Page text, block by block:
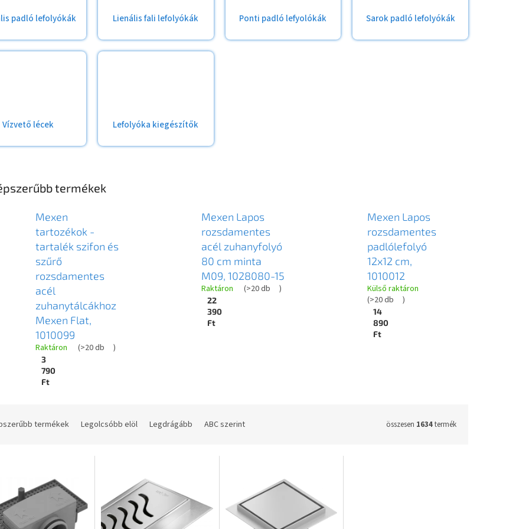
padló lefolyókák Lienális fali lefolyókák Ponti padló lefyolókák Sarok padló lefolyókák
Vízvető lécek Lefolyóka kiegészítők
termékek
Mexen
tartozékok -
tartalék szifon és
szűrő
rozsdamentes
acél
zuhanytálcákhoz
Mexen Flat,
1010099
Raktáron (>20 db )
3
790
Ft
Mexen Lapos
rozsdamentes
acél zuhanyfolyó
80 cm minta
M09, 1028080-15
Raktáron (>20 db )
22
390
Ft
Mexen Lapos
rozsdamentes
padlólefolyó
12x12 cm,
1010012
Külső raktáron
(>20 db )
14
890
Ft
termékek Legolcsóbb elöl Legdrágább ABC szerint összesen 1634termék